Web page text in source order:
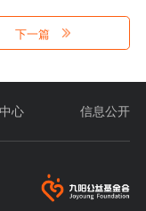
下一篇
心 信息公开